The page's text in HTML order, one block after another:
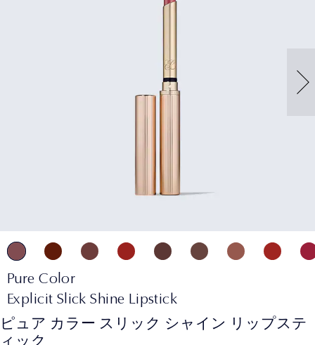
Pure Color
Explicit Slick Shine Lipstick
ピュア カラー スリック シャイン リップステ
ィック